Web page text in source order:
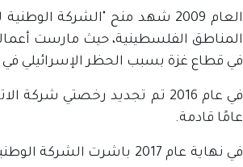
العام 2009 شهد منح "الشركة
المناطق الفلسطينية، حيث مارست
في قطاع غزة بسبب الحظر الإسرائيلي في
عامًا قادمة.
في نهاية عام 2017